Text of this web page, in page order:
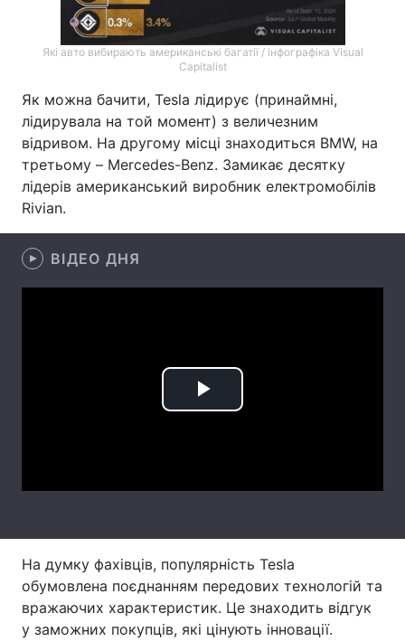
Послуги
Тема оформлення
Які авто вибирають американські багатії / інфографіка Visual
Capitalist
Як можна бачити, Tesla лідирує (принаймні,
лідирувала на той момент) з величезним
відривом. На другому місці знаходиться BMW, на
третьому – Mercedes-Benz. Замикає десятку
лідерів американський виробник електромобілів
Rivian.
ВІДЕО ДНЯ
Play
На думку фахівців, популярність Tesla
обумовлена поєднанням передових технологій та
вражаючих характеристик. Це знаходить відгук
у заможних покупців, які цінують інновації.